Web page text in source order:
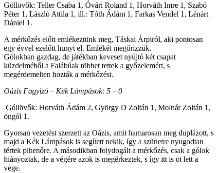
Góllövők: Teller Csaba 1, Óvári Roland 1, Horváth Imre 1, Szabó
Péter 1, László Attila 1, ill.: Tóth Ádám 1, Farkas Vendel 1, Lénárt
Dániel 1.
A mérkőzés előtt emlékeztünk meg, Táskai Árpiról, aki pontosan
egy évvel ezelőtt hunyt el. Emlékét megőrizzük.
Gólokban gazdag, de játékban keveset nyújtó két csapat
küzdelméből a Falábúak többet tettek a győzelemért, s
megérdemelten hozták a mérkőzést.
Oázis Fagyizó – Kék Lámpások: 5 – 0
Góllövők: Horváth Ádám 2, György D Zoltán 1, Molnár Zoltán 1,
öngól 1.
Gyorsan vezetést szerzett az Oázis, amit hamarosan meg duplázott, s
majd a Kék Lámpások is segített nekik, így a szünetre nyugodtan
tértek pihenőre. A másodikban folydogált a mérkőzés, csak a gólok
hiányoztak, de a végére azok is megérkeztek, s így itt is öt lett a
vége.